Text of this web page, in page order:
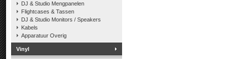
DJ & Studio Mengpanelen
Flightcases & Tassen
DJ & Studio Monitors / Speakers
Kabels
Apparatuur Overig
Vinyl